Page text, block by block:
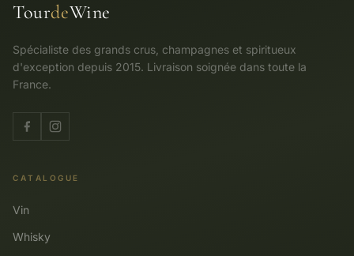
TourdeWine
Spécialiste des grands crus, champagnes et spiritueux
d'exception depuis 2015. Livraison soignée dans toute la
France.
CATALOGUE
Vin
Whisky